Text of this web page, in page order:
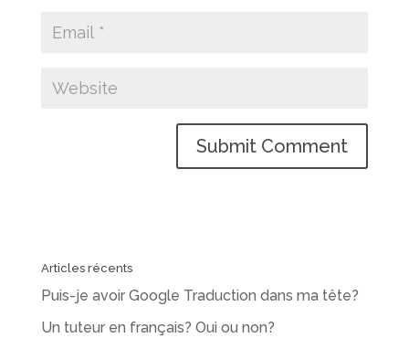
Articles récents
Puis-je avoir Google Traduction dans ma tête?
Un tuteur en français? Oui ou non?